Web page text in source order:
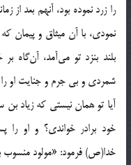
را زرد نموده بود، آنهم بعد
نمودی، با آن میثاق و پیمان
بلند بنزد تو می‌آمد،
شمردی و بی جرم و جنایت او
آیا تو همان نیستی که زیاد بن
خود برادر خواندی؟ و او
خدا(ص) فرمود: «مولود